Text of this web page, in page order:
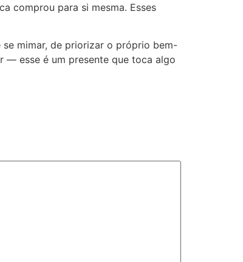
comprou para si mesma. Esses
se mimar, de priorizar o próprio bem-
— esse é um presente que toca algo